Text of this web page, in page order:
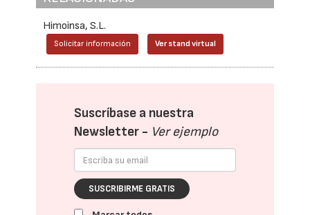
Himoinsa, S.L.
Solicitar información Ver stand virtual
Suscríbase a nuestra
Newsletter - Ver ejemplo
SUSCRIBIRME GRATIS